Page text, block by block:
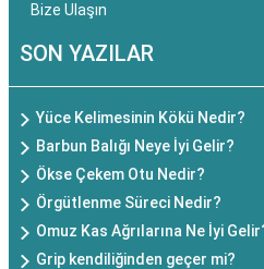
Bize Ulaşın
SON YAZILAR
Yüce Kelimesinin Kökü Nedir?
Barbun Balığı Neye İyi Gelir?
Ökse Çekem Otu Nedir?
Örgütlenme Süreci Nedir?
Omuz Kas Ağrılarına Ne İyi
Grip kendiliğinden geçer mi?